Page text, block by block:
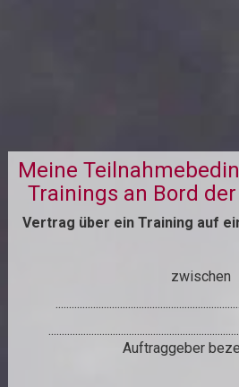
Meine
Trainings an Bord
Vertrag über ein Training auf
zwischen
Auftraggeber